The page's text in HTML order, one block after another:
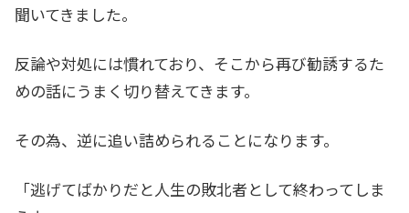
聞いてきました。
反論や対処には慣れており、そこから再び勧誘するた
めの話にうまく切り替えてきます。
その為、逆に追い詰められることになります。
「逃げてばかりだと人生の敗北者として終わってしま